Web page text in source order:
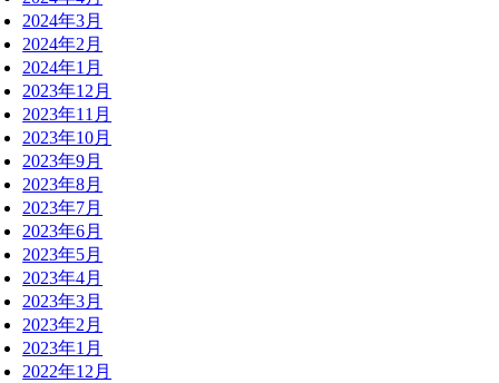
2024年3月
2024年2月
2024年1月
2023年12月
2023年11月
2023年10月
2023年9月
2023年8月
2023年7月
2023年6月
2023年5月
2023年4月
2023年3月
2023年2月
2023年1月
2022年12月